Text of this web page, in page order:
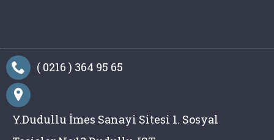
( 0216 ) 364 95 65
Y.Dudullu İmes Sanayi Sitesi 1. Sosyal